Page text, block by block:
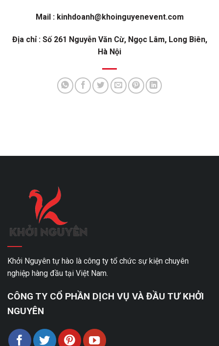
Mail : kinhdoanh@khoinguyenevent.com
Địa chỉ : Số 261 Nguyễn Văn Cừ, Ngọc Lâm, Long Biên,
Hà Nội
Khởi Nguyên tự hào là công ty tổ chức sự kiện chuyên
nghiệp hàng đầu tại Việt Nam.
CÔNG TY CỔ PHẦN DỊCH VỤ VÀ ĐẦU TƯ KHỞI
NGUYÊN